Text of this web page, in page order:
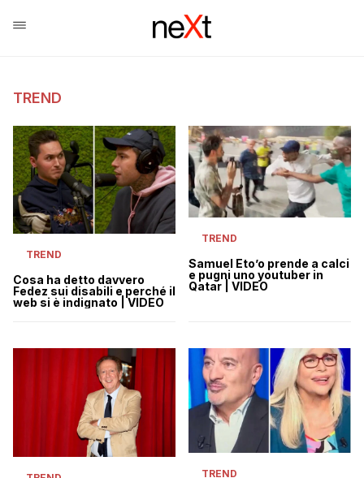
TREND
TREND
Cosa ha detto davvero
Fedez sui disabili e perché il
web si è indignato | VIDEO
TREND
Samuel Eto’o prende a calci
e pugni uno youtuber in
Qatar | VIDEO
TREND